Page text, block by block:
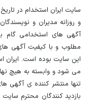
و روزانه مدیران و
آگهی های استخدامی گام
مطلوب و با کیفیت آگهی
این سایت بوده است.
می شود و وابسته به هیچ
تنها منتشر کننده ی آگهی
بازدید کنندگان محترم